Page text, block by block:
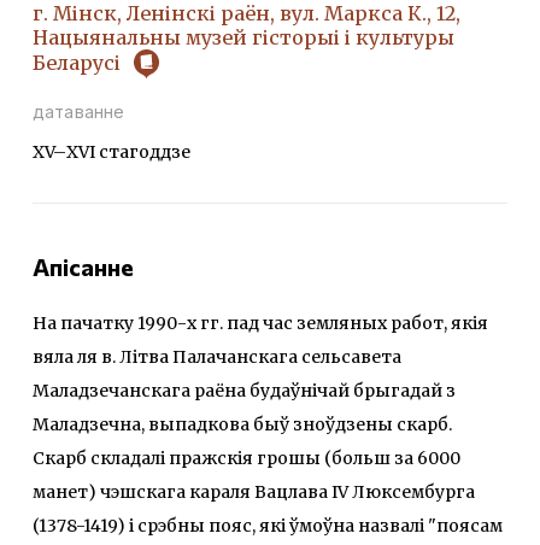
г. Мінск, Ленінскі раён, вул. Маркса К., 12,
Нацыянальны музей гісторыі і культуры
Беларусі
датаванне
ХV–ХVІ стагоддзе
Апісанне
На пачатку 1990-х гг. пад час земляных работ, якія
вяла ля в. Літва Палачанскага сельсавета
Маладзечанскага раёна будаўнічай брыгадай з
Маладзечна, выпадкова быў зноўдзены скарб.
Скарб складалі пражскія грошы (больш за 6000
манет) чэшскага караля Вацлава IV Люксембурга
(1378-1419) і срэбны пояс, які ўмоўна назвалі "поясам